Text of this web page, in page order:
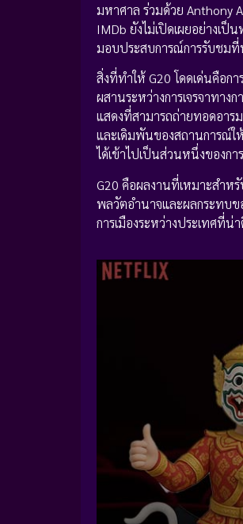
มหาศาล ร่วมด้วย Anthony
IMDb ยังไม่เปิดเผยอย่างเป็
มอบประสบการณ์การรับชมที่
สิ่งที่ทำให้ G20 โดดเด่นคือก
ผสานระหว่างการเจรจาทา
แสดงที่สามารถถ่ายทอดอาร
และเดิมพันของสถานการณ์ใ
ได้เข้าไปเป็นส่วนหนึ่งของก
G20 คือผลงานที่เหมาะสำ
พลวัตอำนาจและผลกระทบ
การเมืองระหว่างประเทศที่น่